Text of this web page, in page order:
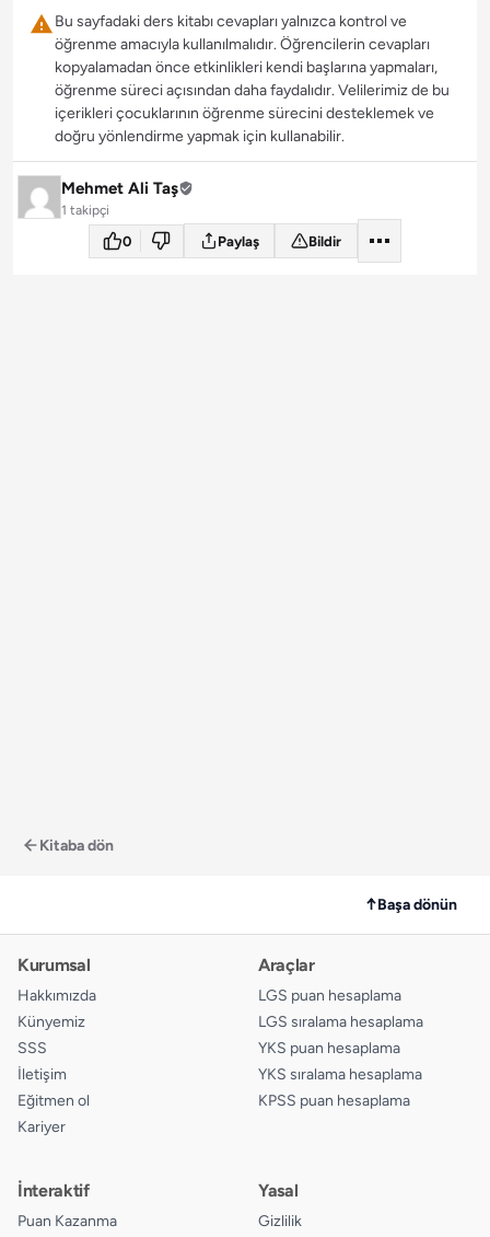
Bu sayfadaki ders kitabı cevapları yalnızca kontrol ve
öğrenme amacıyla kullanılmalıdır. Öğrencilerin cevapları
kopyalamadan önce etkinlikleri kendi başlarına yapmaları,
öğrenme süreci açısından daha faydalıdır. Velilerimiz de bu
içerikleri çocuklarının öğrenme sürecini desteklemek ve
doğru yönlendirme yapmak için kullanabilir.
Mehmet Ali Taş
1 takipçi
0 Paylaş Bildir
Kitaba dön
↑Başa dönün
Kurumsal
Hakkımızda
Künyemiz
SSS
İletişim
Eğitmen ol
Kariyer
Araçlar
LGS puan hesaplama
LGS sıralama hesaplama
YKS puan hesaplama
YKS sıralama hesaplama
KPSS puan hesaplama
İnteraktif
Puan Kazanma
Yasal
Gizlilik